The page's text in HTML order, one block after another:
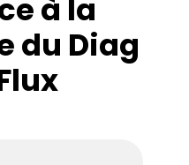
à la
du Diag